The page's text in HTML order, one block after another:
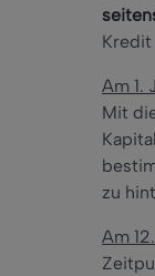
Kredit
Am 1.
Mit
zu
Am